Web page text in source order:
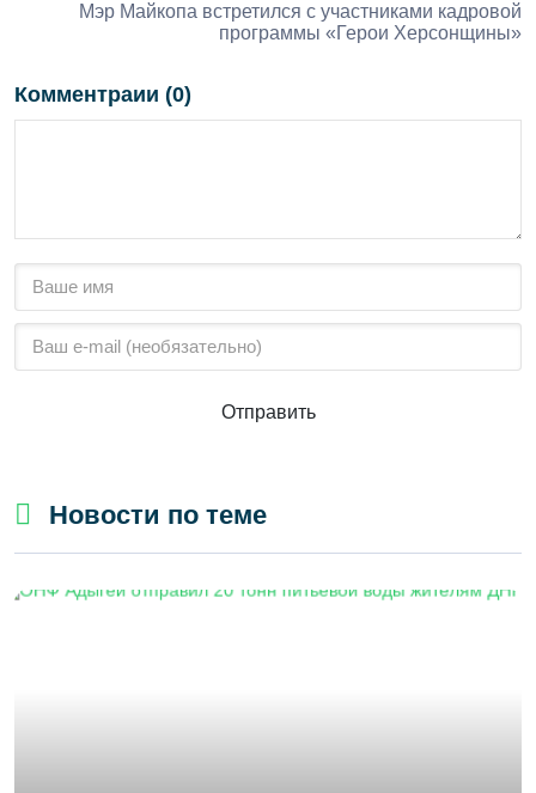
Мэр Майкопа встретился с участниками кадровой
программы «Герои Херсонщины»
Комментраии (0)
Отправить
Новости по теме